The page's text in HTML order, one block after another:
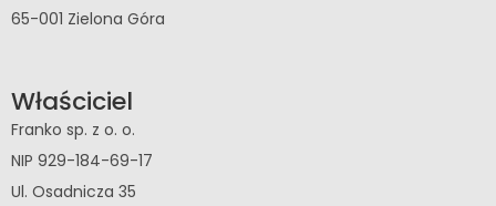
65-001 Zielona Góra
Właściciel
Franko sp. z o. o.
NIP 929-184-69-17
Ul. Osadnicza 35